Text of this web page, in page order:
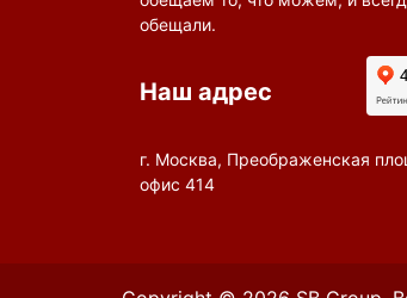
обещали.
Наш адрес
г. Москва, Преображенская
офис 414